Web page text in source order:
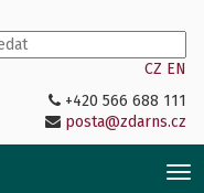
CZ EN
+420 566 688 111
posta@zdarns.cz